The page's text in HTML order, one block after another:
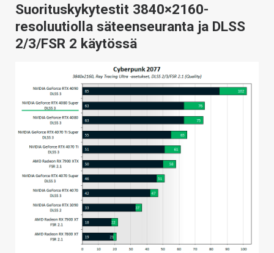
Suorituskykytestit 3840×2160-
resoluutiolla säteenseuranta ja DLSS
2/3/FSR 2 käytössä